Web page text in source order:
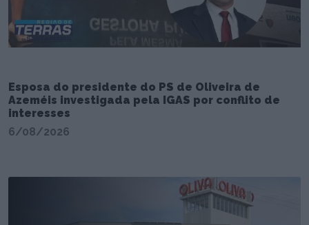
Esposa do presidente do PS de Oliveira de
Azeméis investigada pela IGAS por conflito de
interesses
6/08/2026